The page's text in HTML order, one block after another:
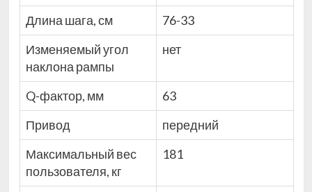
Длина шага, см
76-33
Изменяемый угол
наклона рампы
нет
Q-фактор, мм
63
Привод
передний
Максимальный вес
пользователя, кг
181